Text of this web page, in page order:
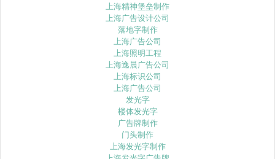
上海精神堡垒制作
上海广告设计公司
落地字制作
上海广告公司
上海照明工程
上海逸晨广告公司
上海标识公司
上海广告公司
发光字
楼体发光字
广告牌制作
门头制作
上海发光字制作